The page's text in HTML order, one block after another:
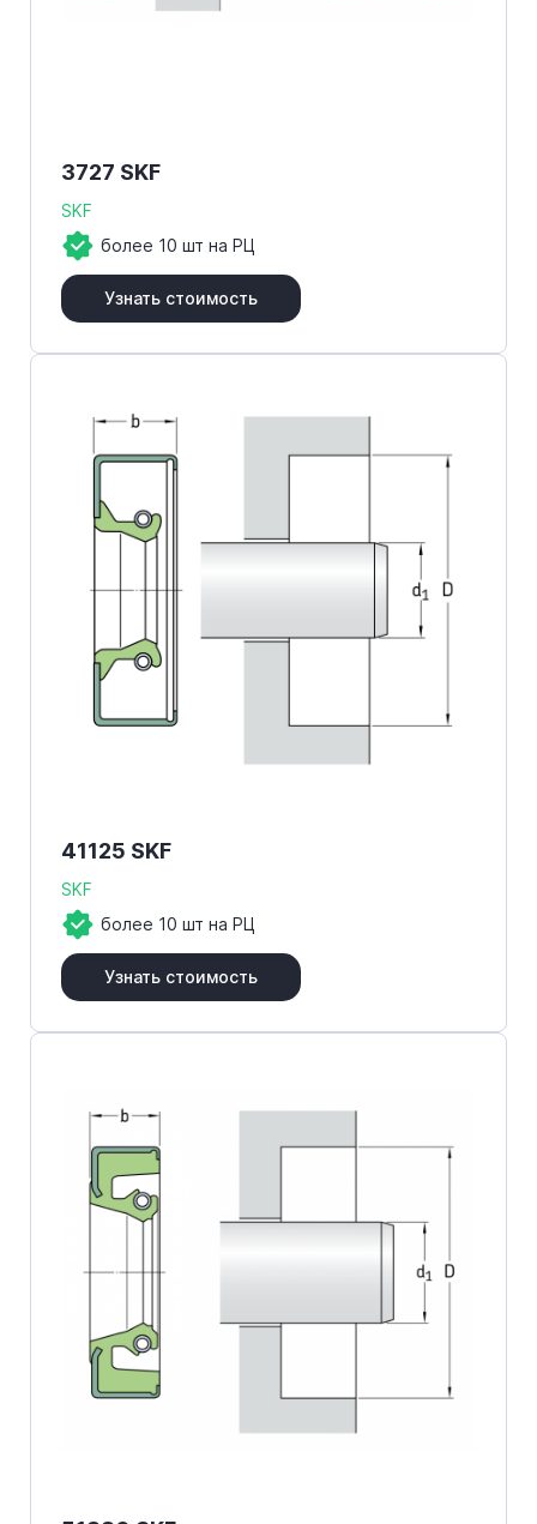
3727 SKF
SKF
более 10 шт на РЦ
Узнать стоимость
41125 SKF
SKF
более 10 шт на РЦ
Узнать стоимость